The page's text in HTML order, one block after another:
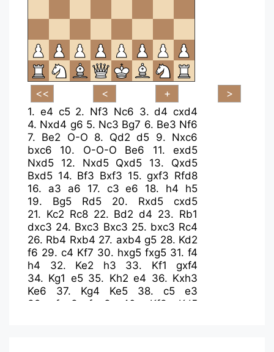
1. e4 c5 2. Nf3 Nc6 3.d4 cxd4
4. Nxd4 g6 5. Nc3 Bg7 6. Be3 Nf6
7. Be2 O-O 8. Qd2 d5 9. Nxc6
bxc6
10. O-O-O Be6 11.exd5
Nxd5
12. Nxd5 Qxd5 13. Qxd5
Bxd5 14. Bf3 Bxf3 15.gxf3 Rfd8
16. a3 a6 17. c3 e6 18. h4
h5
19. Bg5 Rd5 20. Rxd5
cxd5
21. Kc2 Rc8 22. Bd2 d4 23. Rb1
dxc3 24. Bxc3 Bxc3 25. bxc3 Rc4
26. Rb4 Rxb4 27. axb4 g5 28. Kd2
f6 29. c4 Kf7 30. hxg5 fxg5 31. f4
h4
32. Ke2 h3 33. Kf1
gxf4
34. Kg1 e5 35. Kh2 e4 36. Kxh3
Ke6
37. Kg4 Ke5 38. c5
e3
39.
fxe3 fxe3 40. Kf3
Kd5